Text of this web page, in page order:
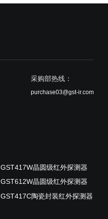
采购部热线：
purchase03@gst-ir.com
GST417W晶圆级红外探测器
GST612W晶圆级红外探测器
GST417C陶瓷封装红外探测器